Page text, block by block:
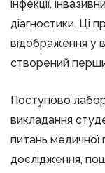
інфекції,
діагностики. Ці
відображення у
створений
Поступово
викладання
питань медичної
дослідження,